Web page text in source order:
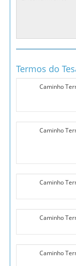
Termos do
Caminho
Caminho
Caminho
Caminho
Caminho